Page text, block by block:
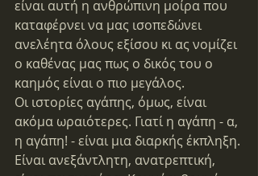
είναι αυτή η ανθρώπινη μοίρα που
καταφέρνει να μας ισοπεδώνει
ανελέητα όλους εξίσου κι ας νομίζει
ο καθένας μας πως ο δικός του ο
καημός είναι ο πιο μεγάλος.
Οι ιστορίες αγάπης, όμως, είναι
ακόμα ωραιότερες. Γιατί η αγάπη - α,
η αγάπη! - είναι μια διαρκής έκπληξη.
Είναι ανεξάντλητη, ανατρεπτική,